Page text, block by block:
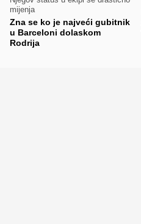
mijenja
Zna se ko je najveći gubitnik
u Barceloni dolaskom
Rodrija